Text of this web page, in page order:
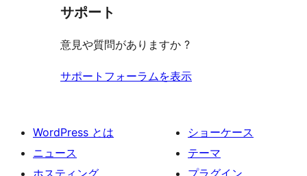
サポート
意見や質問がありますか ?
サポートフォーラムを表示
WordPress とは
ニュース
ホスティング
ショーケース
テーマ
プラグイン